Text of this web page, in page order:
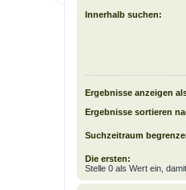
Innerhalb suchen:
Ergebnisse anzeigen
Ergebnisse sortieren
Suchzeitraum
Die ersten:
Stelle 0 als Wert ein,